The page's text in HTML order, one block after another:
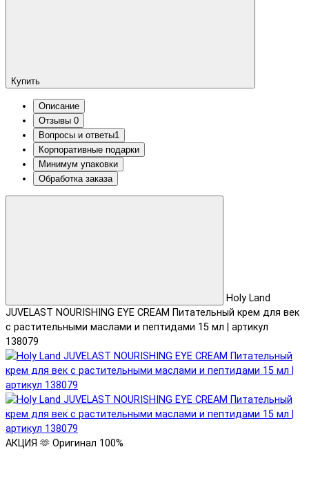
Купить
Описание
Отзывы 0
Вопросы и ответы1
Корпоративные подарки
Минимум упаковки
Обработка заказа
Holy Land
JUVELAST NOURISHING EYE CREAM Питательный крем для век
с растительными маслами и пептидами 15 мл | артикул
138079
АКЦИЯ 🫶 Оригинал 100%